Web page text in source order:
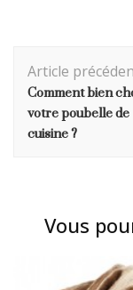
d'article
Article
Comment bien
votre poubelle de
cuisine ?
Vous